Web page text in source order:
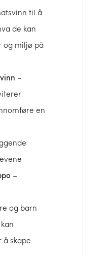
til å
de kan
og miljø på
–
en
–
og barn
skape